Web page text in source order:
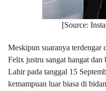
[Source:
Meskipun suaranya terdengar
Felix justru sangat hangat dan
Lahir pada tanggal 15
kemampuan luar biasa di